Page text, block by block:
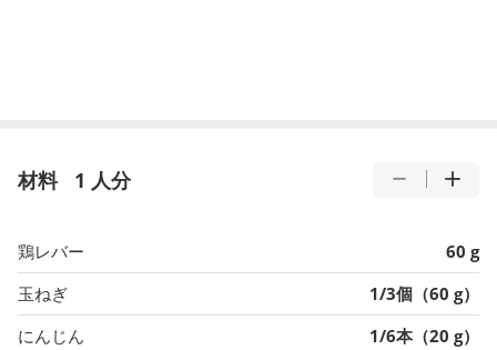
材料 1 人分
鶏レバー
60 g
玉ねぎ
1/3個（60 g）
にんじん
1/6本（20 g）